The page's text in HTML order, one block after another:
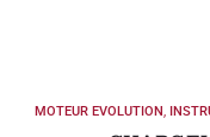
MOTEUR EVOLUTION,